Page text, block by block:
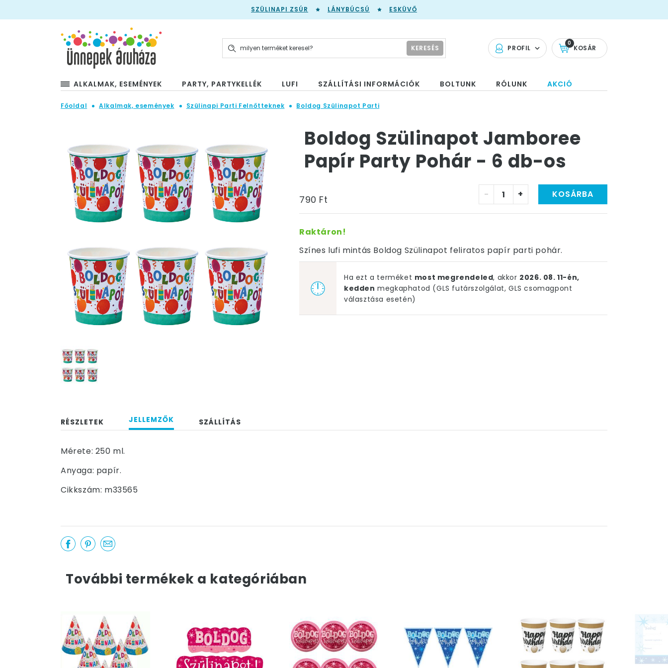
SZÜLINAPI ZSÚR LÁNYBÚCSÚ ESKÜVŐ
PROFIL KOSÁR
0
KERESÉS
ALKALMAK, ESEMÉNYEK PARTY, PARTYKELLÉK LUFI SZÁLLÍTÁSI INFORMÁCIÓK BOLTUNK RÓLUNK AKCIÓ
Főoldal Alkalmak, események Szülinapi Parti Felnőtteknek Boldog Szülinapot Parti
Boldog Szülinapot Jamboree
Papír Party Pohár - 6 db-os
790 Ft - + KOSÁRBA
Raktáron!
Színes lufi mintás Boldog Szülinapot feliratos papír parti pohár.
Ha ezt a terméket most megrendeled, akkor 2026. 08. 11-én,
kedden megkaphatod (GLS futárszolgálat, GLS csomagpont
választása esetén)
RÉSZLETEK JELLEMZŐK SZÁLLÍTÁS
Mérete: 250 ml.
Anyaga: papír.
Cikkszám: m33565
További termékek a kategóriában